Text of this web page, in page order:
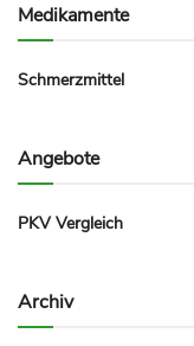
Medikamente
Schmerzmittel
Angebote
PKV Vergleich
Archiv